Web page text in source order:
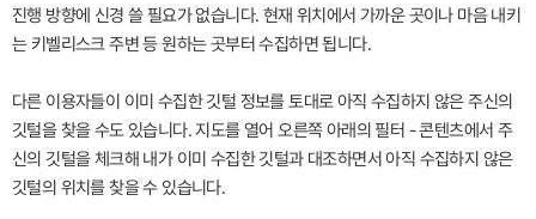
진행 방향에 신경 쓸 필요가 없습니다. 현재 위치에서 가까운 곳이나 마음 내키
는 키벨리스크 주변 등 원하는 곳부터 수집하면 됩니다.
다른 이용자들이 이미 수집한 깃털 정보를 토대로 아직 수집하지 않은 주신의
깃털을 찾을 수도 있습니다. 지도를 열어 오른쪽 아래의 필터 - 콘텐츠에서 주
신의 깃털을 체크해 내가 이미 수집한 깃털과 대조하면서 아직 수집하지 않은
깃털의 위치를 찾을 수 있습니다.